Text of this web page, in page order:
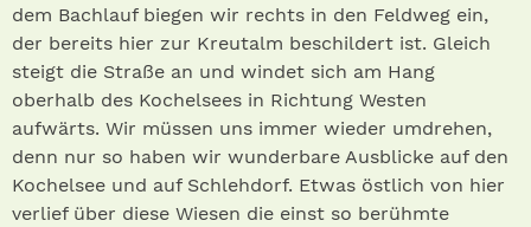
dem Bachlauf biegen wir rechts in den Feldweg ein,
der bereits hier zur Kreutalm beschildert ist. Gleich
steigt die Straße an und windet sich am Hang
oberhalb des Kochelsees in Richtung Westen
aufwärts. Wir müssen uns immer wieder umdrehen,
denn nur so haben wir wunderbare Ausblicke auf den
Kochelsee und auf Schlehdorf. Etwas östlich von hier
verlief über diese Wiesen die einst so berühmte